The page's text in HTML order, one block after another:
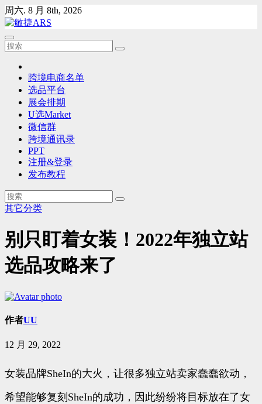
Skip
to
content
周六. 8 月 8th, 2026
跨境电商名单
选品平台
展会排期
U选Market
微信群
跨境通讯录
PPT
注册&登录
发布教程
其它分类
别只盯着女装！2022年独立站
选品攻略来了
作者UU
12 月 29, 2022
女装品牌SheIn的大火，让很多独立站卖家蠢蠢欲动，
希望能够复刻SheIn的成功，因此纷纷将目标放在了女